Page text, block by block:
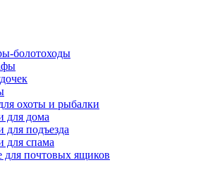
болотоходы
охоты и рыбалки
для дома
подъезда
для спама
почтовых ящиков